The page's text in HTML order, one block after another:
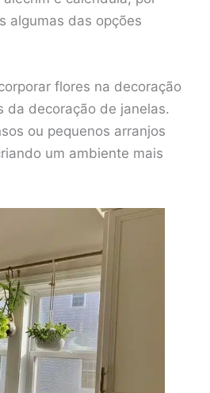
algumas das opções
flores na decoração
da decoração de janelas.
ou pequenos arranjos
um ambiente mais